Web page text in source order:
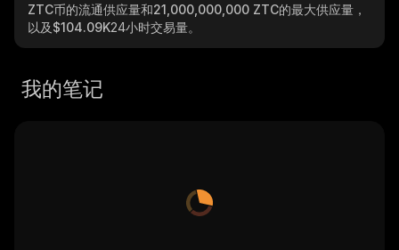
ZTC币的流通供应量和21,000,000,000 ZTC的最大供应量，
以及$104.09K24小时交易量。
我的笔记